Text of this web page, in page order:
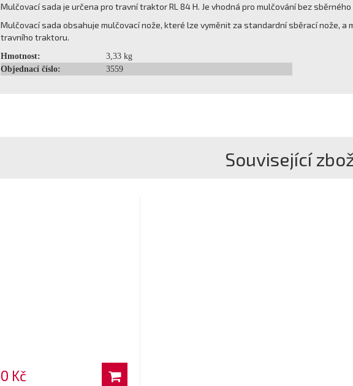
Mulčovací sada je určena pro travní traktor RL 84 H. Je vhodná pro mulčování bez sběrného
Mulčovací sada obsahuje mulčovací nože, které lze vyměnit za standardní sběrací nože,
travního traktoru.
Hmotnost:
3,33 kg
Objednací číslo:
3559
Související
0 Kč